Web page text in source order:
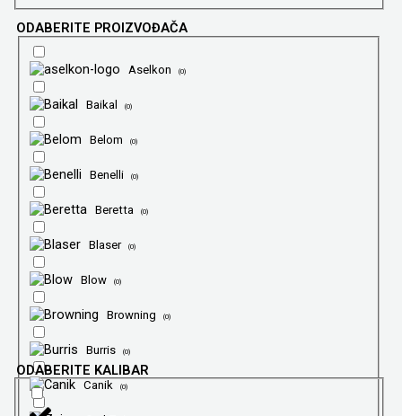
ODABERITE PROIZVOĐAČA
Aselkon (0)
Baikal (0)
Belom (0)
Benelli (0)
Beretta (0)
Blaser (0)
Blow (0)
Browning (0)
Burris (0)
Canik (0)
ODABERITE KALIBAR